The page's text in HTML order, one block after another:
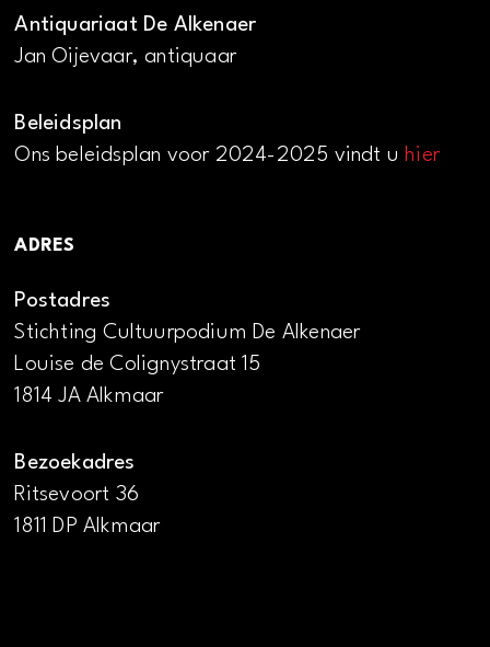
Antiquariaat De Alkenaer
Jan Oijevaar, antiquaar
Beleidsplan
Ons beleidsplan voor 2024-2025 vindt u hier
ADRES
Postadres
Stichting Cultuurpodium De Alkenaer
Louise de Colignystraat 15
1814 JA Alkmaar
Bezoekadres
Ritsevoort 36
1811 DP Alkmaar